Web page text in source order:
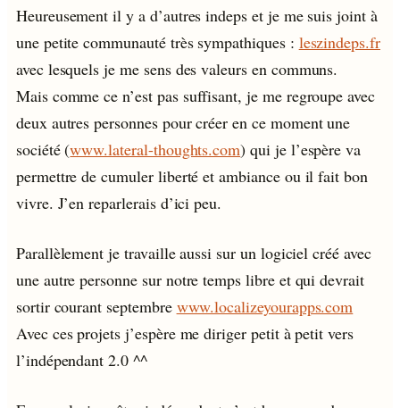
Heureusement il y a d’autres indeps et je me suis joint à
une petite communauté très sympathiques : leszindeps.fr
avec lesquels je me sens des valeurs en communs.
Mais comme ce n’est pas suffisant, je me regroupe avec
deux autres personnes pour créer en ce moment une
société (www.lateral-thoughts.com) qui je l’espère va
permettre de cumuler liberté et ambiance ou il fait bon
vivre. J’en reparlerais d’ici peu.
Parallèlement je travaille aussi sur un logiciel créé avec
une autre personne sur notre temps libre et qui devrait
sortir courant septembre www.localizeyourapps.com
Avec ces projets j’espère me diriger petit à petit vers
l’indépendant 2.0 ^^